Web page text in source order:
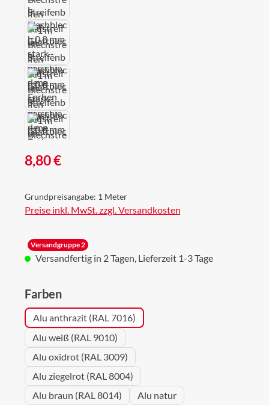
Regulärer Preis:
8,80 €
Grundpreisangabe: 1 Meter
Preise inkl. MwSt. zzgl. Versandkosten
Versandgruppe 2
Versandfertig in 2 Tagen, Lieferzeit 1-3 Tage
Farbenauswählen
Alu anthrazit (RAL 7016)
Alu weiß (RAL 9010)
Alu oxidrot (RAL 3009)
Alu ziegelrot (RAL 8004)
Alu braun (RAL 8014)
Alu natur